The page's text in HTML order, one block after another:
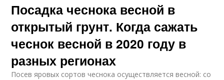
Посадка чеснока весной в
открытый грунт. Когда сажать
чеснок весной в 2020 году в
разных регионах
Посев яровых сортов чеснока осуществляется весной: со